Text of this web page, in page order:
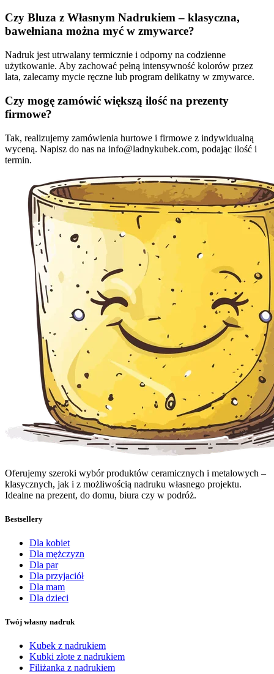
Czy Bluza z Własnym Nadrukiem – klasyczna,
bawełniana można myć w zmywarce?
Nadruk jest utrwalany termicznie i odporny na codzienne
użytkowanie. Aby zachować pełną intensywność kolorów przez
lata, zalecamy mycie ręczne lub program delikatny w zmywarce.
Czy mogę zamówić większą ilość na prezenty
firmowe?
Tak, realizujemy zamówienia hurtowe i firmowe z indywidualną
wyceną. Napisz do nas na info@ladnykubek.com, podając ilość i
termin.
Oferujemy szeroki wybór produktów ceramicznych i metalowych –
klasycznych, jak i z możliwością nadruku własnego projektu.
Idealne na prezent, do domu, biura czy w podróż.
Bestsellery
Dla kobiet
Dla mężczyzn
Dla par
Dla przyjaciół
Dla mam
Dla dzieci
Twój własny nadruk
Kubek z nadrukiem
Kubki złote z nadrukiem
Filiżanka z nadrukiem